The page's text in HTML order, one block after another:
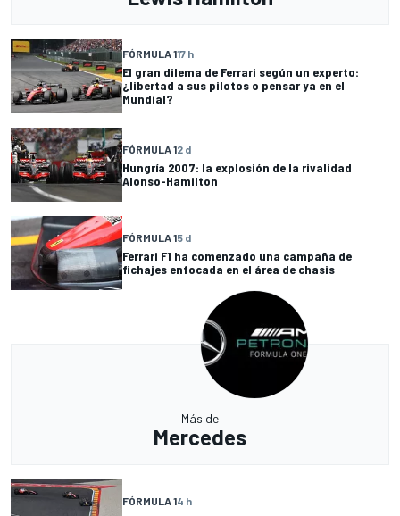
FÓRMULA 117 h
El gran dilema de Ferrari según un experto:
¿libertad a sus pilotos o pensar ya en el
Mundial?
FÓRMULA 12 d
Hungría 2007: la explosión de la rivalidad
Alonso-Hamilton
FÓRMULA 15 d
Ferrari F1 ha comenzado una campaña de
fichajes enfocada en el área de chasis
Más de
Mercedes
FÓRMULA 14 h